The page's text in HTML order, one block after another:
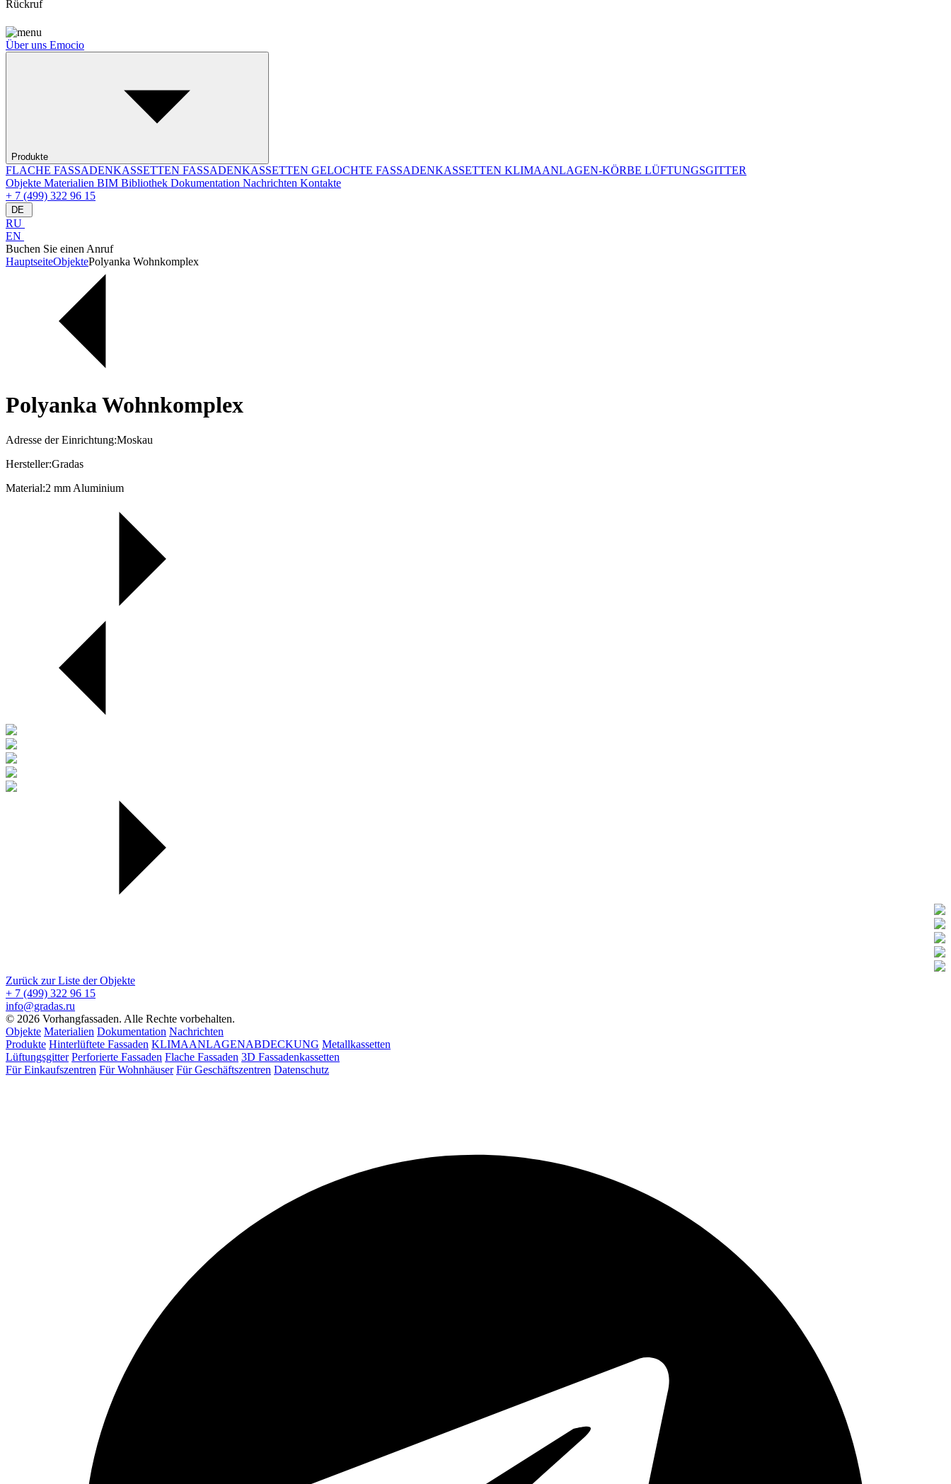
Rückruf
Über uns Emocio
Produkte
FLACHE FASSADENKASSETTEN FASSADENKASSETTEN GELOCHTE FASSADENKASSETTEN KLIMAANLAGEN-KÖRBE LÜFTUNGSGITTER
Objekte Materialien BIM Bibliothek Dokumentation Nachrichten Kontakte
+ 7 (499) 322 96 15
DE
RU
EN
Buchen Sie einen Anruf
HauptseiteObjektePolyanka Wohnkomplex
Polyanka Wohnkomplex
Adresse der Einrichtung:Moskau
Hersteller:Gradas
Material:2 mm Aluminium
Zurück zur Liste der Objekte
+ 7 (499) 322 96 15
info@gradas.ru
© 2026 Vorhangfassaden. Alle Rechte vorbehalten.
Objekte Materialien Dokumentation Nachrichten
Produkte Hinterlüftete Fassaden KLIMAANLAGENABDECKUNG Metallkassetten
Lüftungsgitter Perforierte Fassaden Flache Fassaden 3D Fassadenkassetten
Für Einkaufszentren Für Wohnhäuser Für Geschäftszentren Datenschutz